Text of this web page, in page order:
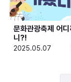
문화관광축제 어
니?!
2025.05.07